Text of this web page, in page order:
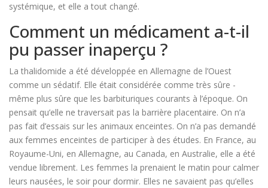
systémique, et elle a tout changé.
Comment un médicament a-t-il
pu passer inaperçu ?
La thalidomide a été développée en Allemagne de l’Ouest
comme un sédatif. Elle était considérée comme très sûre -
même plus sûre que les barbituriques courants à l’époque. On
pensait qu’elle ne traversait pas la barrière placentaire. On n’a
pas fait d’essais sur les animaux enceintes. On n’a pas demandé
aux femmes enceintes de participer à des études. En France, au
Royaume-Uni, en Allemagne, au Canada, en Australie, elle a été
vendue librement. Les femmes la prenaient le matin pour calmer
leurs nausées, le soir pour dormir. Elles ne savaient pas qu’elles